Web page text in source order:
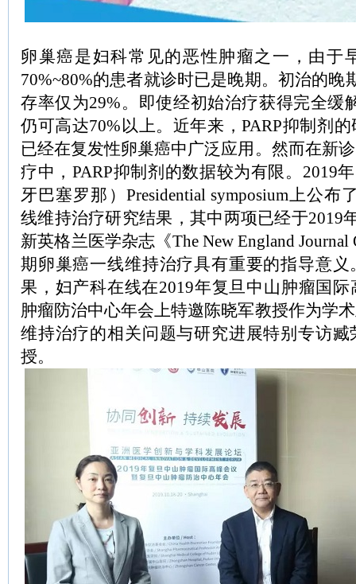
卵巢癌是妇科常见的恶性肿瘤之一，由于
70%~80%的患者就诊时已是晚期。初治的晚
存率仅为29%。即使经初始治疗获得完全缓
仍可高达70%以上。近年来，PARP抑制剂
已经在复发性卵巢癌中广泛应用。然而在新
疗中，PARP抑制剂的数据较为有限。2019
牙巴塞罗那）Presidential symposium上公布
线维持治疗研究结果，其中两项已经于2019
新英格兰医学杂志《The New England
期卵巢癌一线维持治疗具有重要的指导意
果，妇产科在线在2019年复旦中山肿瘤国
肿瘤防治中心年会上特邀陈晓军教授作为学
维持治疗的相关问题与研究进展特别专访
授。